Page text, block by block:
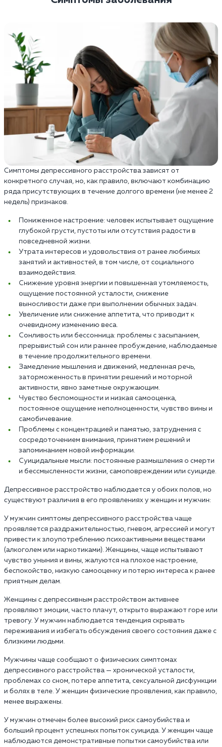
Симптомы депрессивного расстройства зависят от
конкретного случая, но, как правило, включают комбинацию
ряда присутствующих в течение долгого времени (не менее 2
недель) признаков.
Пониженное настроение: человек испытывает ощущение
глубокой грусти, пустоты или отсутствия радости в
повседневной жизни.
Утрата интересов и удовольствия от ранее любимых
занятий и активностей, в том числе, от социального
взаимодействия.
Снижение уровня энергии и повышенная утомляемость,
ощущение постоянной усталости, снижение
выносливости даже при выполнении обычных задач.
Увеличение или снижение аппетита, что приводит к
очевидному изменению веса.
Сонливость или бессонница: проблемы с засыпанием,
прерывистый сон или раннее пробуждение, наблюдаемые
в течение продолжительного времени.
Замедление мышления и движений, медленная речь,
заторможенность в принятии решений и моторной
активности, явно заметные окружающим.
Чувство беспомощности и низкая самооценка,
постоянное ощущение неполноценности, чувство вины и
самобичевание.
Проблемы с концентрацией и памятью, затруднения с
сосредоточением внимания, принятием решений и
запоминанием новой информации.
Суицидальные мысли: постоянные размышления о смерти
и бессмысленности жизни, самоповреждении или суициде.
Депрессивное расстройство наблюдается у обоих полов, но
существуют различия в его проявлениях у женщин и мужчин:
У мужчин симптомы депрессивного расстройства чаще
проявляется раздражительностью, гневом, агрессией и могут
привести к злоупотреблению психоактивными веществами
(алкоголем или наркотиками). Женщины, чаще испытывают
чувство уныния и вины, жалуются на плохое настроение,
беспокойство, низкую самооценку и потерю интереса к ранее
приятным делам.
Женщины с депрессивным расстройством активнее
проявляют эмоции, часто плачут, открыто выражают горе или
тревогу. У мужчин наблюдается тенденция скрывать
переживания и избегать обсуждения своего состояния даже с
близкими людьми.
Мужчины чаще сообщают о физических симптомах
депрессивного расстройства — хронической усталости,
проблемах со сном, потере аппетита, сексуальной дисфункции
и болях в теле. У женщин физические проявления, как правило,
менее выражены.
У мужчин отмечен более высокий риск самоубийства и
больший процент успешных попыток суицида. У женщин чаще
наблюдаются демонстративные попытки самоубийства или